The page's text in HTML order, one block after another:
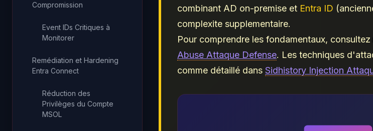
Compromission
Event IDs Critiques à
Monitorer
Remédiation et Hardening
Entra Connect
Réduction des
Privilèges du Compte
MSOL
combinant AD on-premise et Entra ID
complexite supplementaire.
Pour comprendre les fondamentaux,
Abuse Attaque Defense. Les techniques
comme détaillé dans Sidhistory Injection